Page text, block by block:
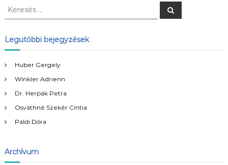
j
e
g
y
z
s
K
e
s
s
:
K
e
s
Legutóbbi bejegyzések
Huber Gergely
Winkler Adrienn
Dr. Herpák Petra
Osváthné Szekér Cintia
Páldi Dóra
Archívum